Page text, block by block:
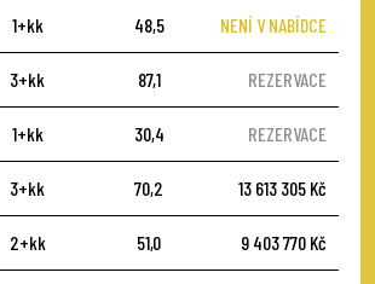
1+kk 48,5 NENÍ V NABÍDCE
3+kk 87,1 REZERVACE
1+kk 30,4 REZERVACE
3+kk 70,2 13 613 305 Kč
2+kk 51,0 9 403 770 Kč